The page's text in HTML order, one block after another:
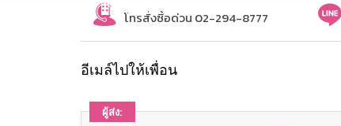
เกี่ยวกับเรา
โทรสั่งซื้อด่วน 02-294-8777
อีเมล์ไปให้เพื่อน
ผู้ส่ง: